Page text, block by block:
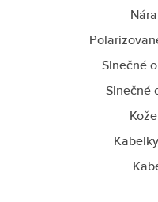
Slnečné
Slnečné